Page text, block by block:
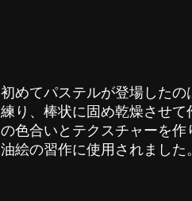
初めてパステルが登場した
練り、棒状に固め乾燥させ
の色合いとテクスチャーを
油絵の習作に使用されました